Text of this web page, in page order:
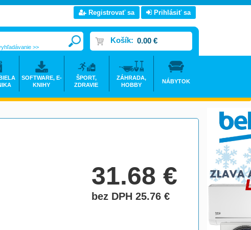
31.68€
bez DPH 25.76€
Registrovať sa Prihlásiť sa
Košík: 0.00 €
>>
SOFTWARE, E-
KNIHY
ŠPORT,
ZDRAVIE
ZÁHRADA,
HOBBY
NÁBYTOK